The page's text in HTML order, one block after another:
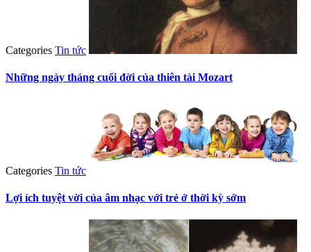
Categories Tin tức
Những ngày tháng cuối đời của thiên tài Mozart
Categories Tin tức
Lợi ích tuyệt vời của âm nhạc với trẻ ở thời kỳ sớm